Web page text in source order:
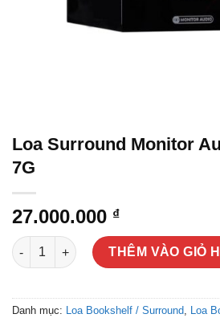
Loa Surround Monitor
7G
27.000.000 ₫
Loa Surround Monitor Audio Silver FX
THÊM VÀO GIỎ
Danh mục: Loa Bookshelf / Surround
Loa